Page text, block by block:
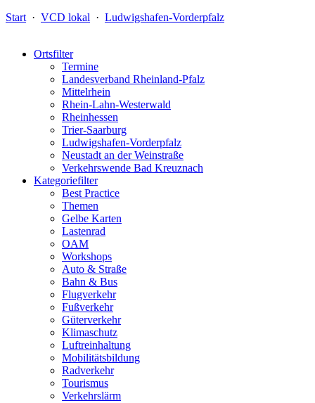
Start · VCD lokal · Ludwigshafen-Vorderpfalz
Ortsfilter
Termine
Landesverband Rheinland-Pfalz
Mittelrhein
Rhein-Lahn-Westerwald
Rheinhessen
Trier-Saarburg
Ludwigshafen-Vorderpfalz
Neustadt an der Weinstraße
Verkehrswende Bad Kreuznach
Kategoriefilter
Best Practice
Themen
Gelbe Karten
Lastenrad
OAM
Workshops
Auto & Straße
Bahn & Bus
Flugverkehr
Fußverkehr
Güterverkehr
Klimaschutz
Luftreinhaltung
Mobilitätsbildung
Radverkehr
Tourismus
Verkehrslärm